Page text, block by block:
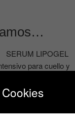
Cookies